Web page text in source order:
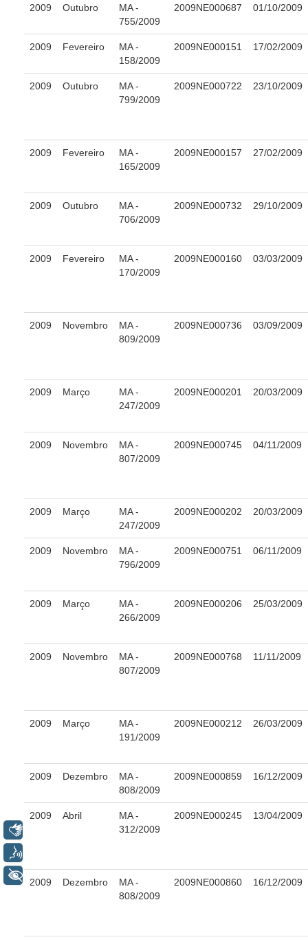
Governança de TI
Gestão Estratégica
Governança das Contratações Obras
Gestão de Riscos
Sites Institucionais
Biblioteca
Centro de Memória
Responsabilidade Socioambiental
Comissão Permanente de Acessibilidade e Inclusão
Programa Trabalho Seguro
Coordenadoria de Saúde
Serviços
Atermação On-line - Interior de Roraima
Glossário
Consulta de Pautas
Atas de Sessões do Pleno
Calendário de Sessões da 2ª Turma - 2026
Calendário das Sessões do Pleno e Especializadas 2026
Cartilhas
Cadastro de Peritos, Tradutores e Intérpretes
Calendário Geral
Calendário de Eventos
Calendário de Suspensão
2009 Outubro
MA -
755/2009
2009NE000687 01/10/2009
2009 Fevereiro
MA -
158/2009
2009NE000151 17/02/2009
2009 Outubro
MA -
799/2009
2009NE000722 23/10/2009
2009 Fevereiro
MA -
165/2009
2009NE000157 27/02/2009
2009 Outubro
MA -
706/2009
2009NE000732 29/10/2009
2009 Fevereiro
MA -
170/2009
2009NE000160 03/03/2009
2009 Novembro
MA -
809/2009
2009NE000736 03/09/2009
2009 Março
MA -
247/2009
2009NE000201 20/03/2009
2009 Novembro
MA -
807/2009
2009NE000745 04/11/2009
2009 Março
MA -
247/2009
2009NE000202 20/03/2009
2009 Novembro
MA -
796/2009
2009NE000751 06/11/2009
2009 Março
MA -
266/2009
2009NE000206 25/03/2009
2009 Novembro
MA -
807/2009
2009NE000768 11/11/2009
2009 Março
MA -
191/2009
2009NE000212 26/03/2009
2009 Dezembro
MA -
808/2009
2009NE000859 16/12/2009
2009 Abril
MA -
312/2009
2009NE000245 13/04/2009
2009 Dezembro
MA -
808/2009
2009NE000860 16/12/2009